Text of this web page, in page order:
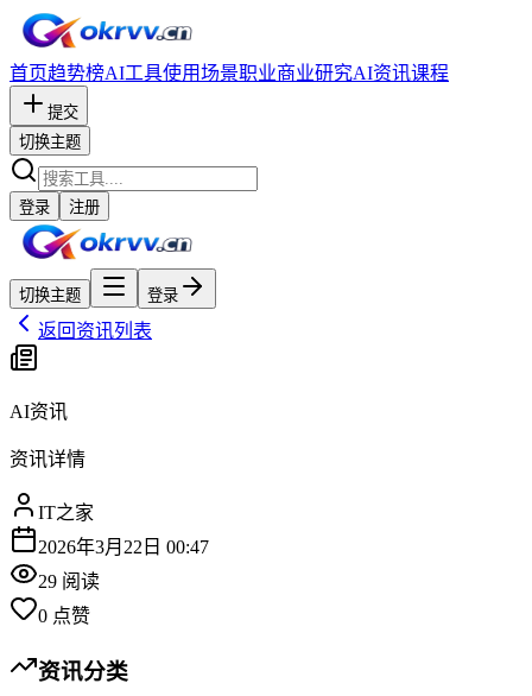
首页趋势榜AI工具使用场景职业商业研究AI资讯课程
提交
切换主题
登录 注册
切换主题 登录
返回资讯列表
AI资讯
资讯详情
IT之家
2026年3月22日 00:47
29 阅读
0 点赞
资讯分类